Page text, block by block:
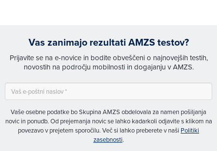
Vas zanimajo rezultati AMZS testov?
Prijavite se na e-novice in bodite obveščeni o najnovejših testih,
novostih na področju mobilnosti in dogajanju v AMZS.
Vaše osebne podatke bo Skupina AMZS obdelovala za namen pošiljanja
novic in ponudb. Od prejemanja novic se lahko kadarkoli odjavite s klikom na
povezavo v prejetem sporočilu. Več si lahko preberete v naši Politiki
zasebnosti.